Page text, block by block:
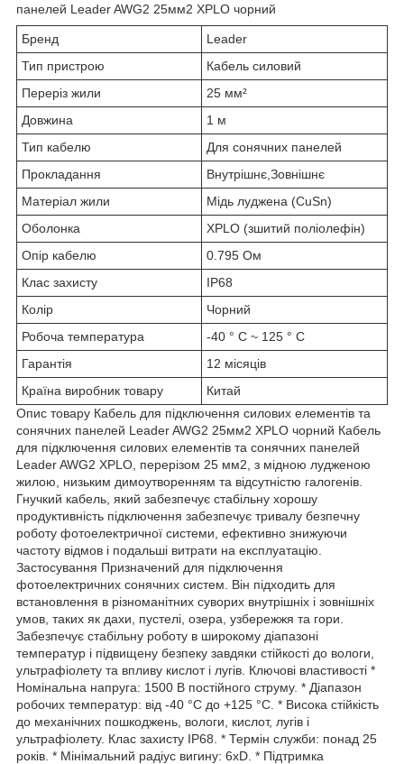
панелей Leader AWG2 25мм2 XPLO чорний
Бренд
Leader
Тип пристрою
Кабель силовий
Переріз жили
25 мм²
Довжина
1 м
Тип кабелю
Для сонячних панелей
Прокладання
Внутрішнє,Зовнішнє
Матеріал жили
Мідь луджена (CuSn)
Оболонка
XPLO (зшитий поліолефін)
Опір кабелю
0.795 Ом
Клас захисту
IP68
Колір
Чорний
Робоча температура
-40 ° C ~ 125 ° C
Гарантія
12 місяців
Країна виробник товару
Китай
Опис товару Кабель для підключення силових елементів та
сонячних панелей Leader AWG2 25мм2 XPLO чорний Кабель
для підключення силових елементів та сонячних панелей
Leader AWG2 XPLO, перерізом 25 мм2, з мідною лудженою
жилою, низьким димоутворенням та відсутністю галогенів.
Гнучкий кабель, який забезпечує стабільну хорошу
продуктивність підключення забезпечує тривалу безпечну
роботу фотоелектричної системи, ефективно знижуючи
частоту відмов і подальші витрати на експлуатацію.
Застосування Призначений для підключення
фотоелектричних сонячних систем. Він підходить для
встановлення в різноманітних суворих внутрішніх і зовнішніх
умов, таких як дахи, пустелі, озера, узбережжя та гори.
Забезпечує стабільну роботу в широкому діапазоні
температур і підвищену безпеку завдяки стійкості до вологи,
ультрафіолету та впливу кислот і лугів. Ключові властивості *
Номінальна напруга: 1500 В постійного струму. * Діапазон
робочих температур: від -40 °С до +125 °С. * Висока стійкість
до механічних пошкоджень, вологи, кислот, лугів і
ультрафіолету. Клас захисту IP68. * Термін служби: понад 25
років. * Мінімальний радіус вигину: 6xD. * Підтримка